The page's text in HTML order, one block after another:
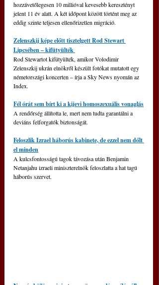
hozzávetőlegesen 10 millióval kevesebb keresztényt
jelent 11 év alatt. A két időpont között történt meg az
eddig szinte teljesen ellenőrizetlen migráció.
Zelenszkij képe előtt tisztelgett Rod Stewart
Lipcsében – kifütyülték
Rod Stewartot kifütyülték, amikor Volodimir
Zelenszkij ukrán elnökről készült fotókat mutatott egy
németországi koncerten – írja a Sky News nyomán az
Index.
Fél órát sem bírt ki a kijevi homoszexuális vonaglás
A rendőrség állította le, mert nem tudta garantálni a
deviáns felforgatók biztonságát.
Feloszlik Izrael háborús kabinete, de ezzel nem dőlt
el minden
A kulcsfontosságú tagok távozása után Benjamin
Netanjahu izraeli miniszterelnök feloszlatta a hat tagú
háborús szervet.